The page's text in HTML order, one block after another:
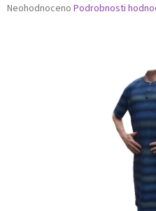
Průměrné
Neohodnoceno Podrobnosti